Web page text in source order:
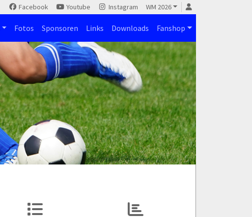
Facebook Youtube Instagram WM 2026
Fotos Sponsoren Links Downloads Fanshop